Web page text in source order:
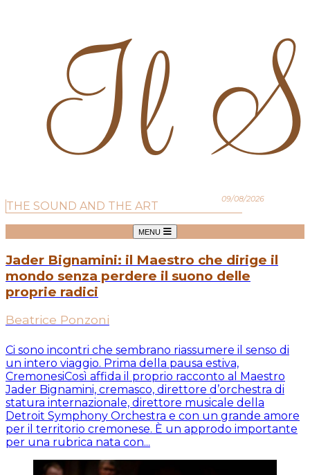
09/08/2026
THE SOUND AND THE ART
MENU
Jader Bignamini: il Maestro che dirige il
mondo senza perdere il suono delle
proprie radici
Beatrice Ponzoni
Ci sono incontri che sembrano riassumere il senso di
un intero viaggio. Prima della pausa estiva,
CremonesiCosì affida il proprio racconto al Maestro
Jader Bignamini, cremasco, direttore d’orchestra di
statura internazionale, direttore musicale della
Detroit Symphony Orchestra e con un grande amore
per il territorio cremonese. È un approdo importante
per una rubrica nata con...